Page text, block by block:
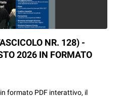
NR. 128) -
2026 IN FORMATO
formato PDF interattivo, il